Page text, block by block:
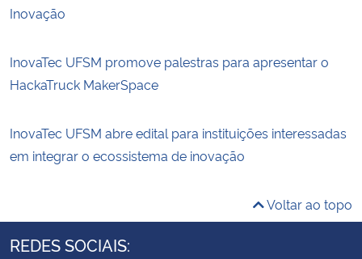
Inovação
InovaTec UFSM promove palestras para apresentar o
HackaTruck MakerSpace
InovaTec UFSM abre edital para instituições interessadas
em integrar o ecossistema de inovação
Voltar ao topo
REDES SOCIAIS: